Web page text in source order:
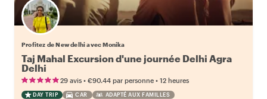
Profitez de New delhi avec Monika
Taj Mahal Excursion d'une journée Delhi Agra
Delhi
29 avis • €90.44 par personne • 12 heures
DAY TRIP CAR ADAPTÉ AUX FAMILLES